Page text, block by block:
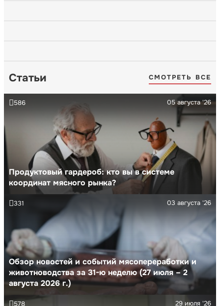
Статьи СМОТРЕТЬ ВСЕ
Продуктовый гардероб: кто вы в системе
координат мясного рынка?
05 августа '26
586
Обзор новостей и событий мясопереработки и
животноводства за 31-ю неделю (27 июля – 2
августа 2026 г.)
03 августа '26
331
29 июля '26
578